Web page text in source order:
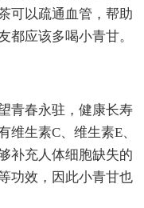
可以疏通血管，帮助
都应该多喝小青甘。
青春永驻，健康长寿
维生素C、维生素E、
补充人体细胞缺失的
功效，因此小青甘也